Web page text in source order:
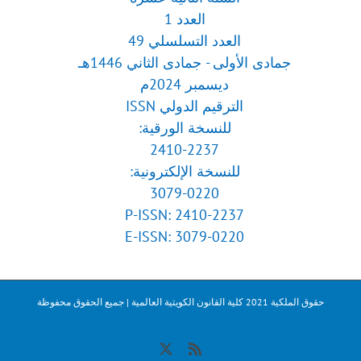
العدد 1
العدد التسلسلي 49
جمادى الأولى - جمادى الثاني 1446هـ
ديسمبر 2024م
الترقيم الدولي ISSN
للنسخة الورقية:
2410-2237
للنسخة الإلكترونية:
3079-0220
P-ISSN: 2410-2237
E-ISSN: 3079-0220
حقوق الملكية 2021 كلية القانون الكويتية العالمية | جميع الحقوق محفوظة
Rss
X